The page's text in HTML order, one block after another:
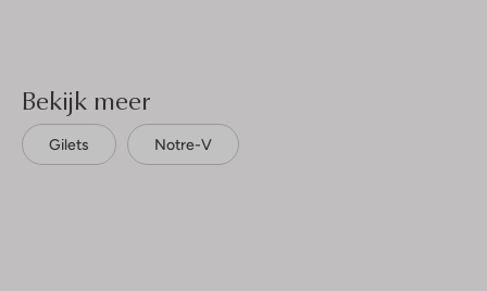
Bekijk meer
Gilets Notre-V